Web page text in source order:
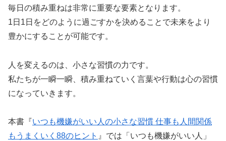
毎日の積み重ねは非常に重要な要素となります。
1日1日をどのように過ごすかを決めることで未来をより
豊かにすることが可能です。
人を変えるのは、小さな習慣の力です。
私たちが一瞬一瞬、積み重ねていく言葉や行動は心の習慣
になっていきます。
本書『いつも機嫌がいい人の小さな習慣 仕事も人間関係
もうまくいく88のヒント 』では「いつも機嫌がいい人」